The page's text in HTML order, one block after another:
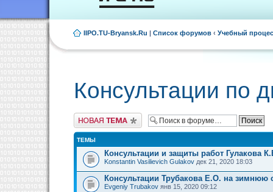
IIPO.TU-Bryansk.Ru | Список форумов ‹ Учебный
Консультации по
Новая тема
ТЕМЫ
Консультации и защиты работ Гулакова
Konstantin Vasilievich Gulakov дек 21, 2020 18:03
Консультации Трубакова Е.О. на зимнюю
Evgeniy Trubakov янв 15, 2020 09:12